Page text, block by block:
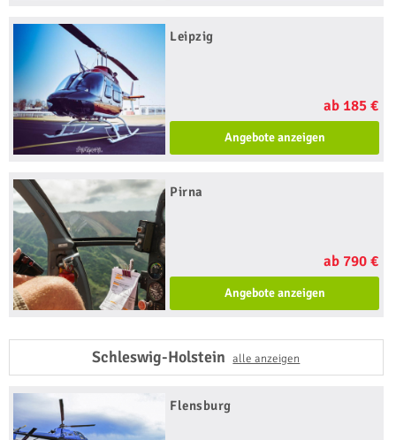
Leipzig
ab 185 €
Angebote anzeigen
Pirna
ab 790 €
Angebote anzeigen
Schleswig-Holsteinalle anzeigen
Flensburg